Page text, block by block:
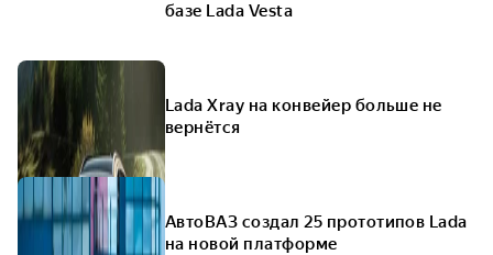
базе Lada Vesta
Lada Xray на конвейер больше не
вернётся
АвтоВАЗ создал 25 прототипов Lada
на новой платформе